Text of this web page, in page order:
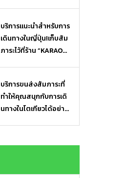
บริการแนะนำสำหรับการ
เดินทางในญี่ปุ่น!เก็บสัม
ภาระไว้ที่ร้าน ”KARAOK
ต้องหิ้วของ♪ บริการฝา
กสัมภาระ Luggage Sto
rage
บริการขนส่งสัมภาระที่
ทำให้คุณสนุกกับการเดิ
นทางในโตเกียวได้อย่างเ
ไม่ต้องถือของ ! Lugga